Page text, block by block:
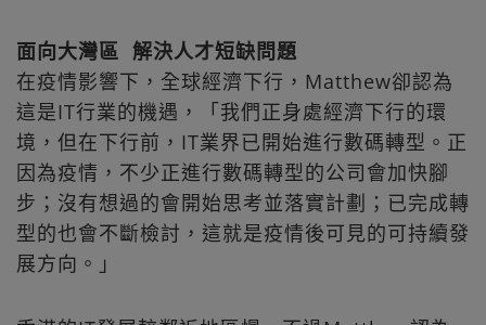
面向大灣區 解決人才短缺問題
在疫情影響下，全球經濟下行，Matthew卻認為
這是IT行業的機遇，「我們正身處經濟下行的環
境，但在下行前，IT業界已開始進行數碼轉型。正
因為疫情，不少正進行數碼轉型的公司會加快腳
步；沒有想過的會開始思考並落實計劃；已完成轉
型的也會不斷檢討，這就是疫情後可見的可持續發
展方向。」